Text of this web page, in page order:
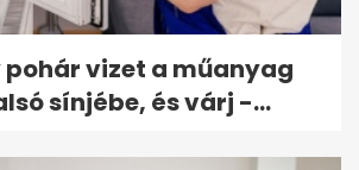
pohár vizet a műanyag
sínjébe, és várj -...